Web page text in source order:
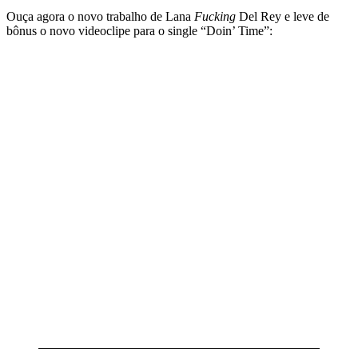
Ouça agora o novo trabalho de Lana Fucking Del Rey e leve de
bônus o novo videoclipe para o single “Doin’ Time”: